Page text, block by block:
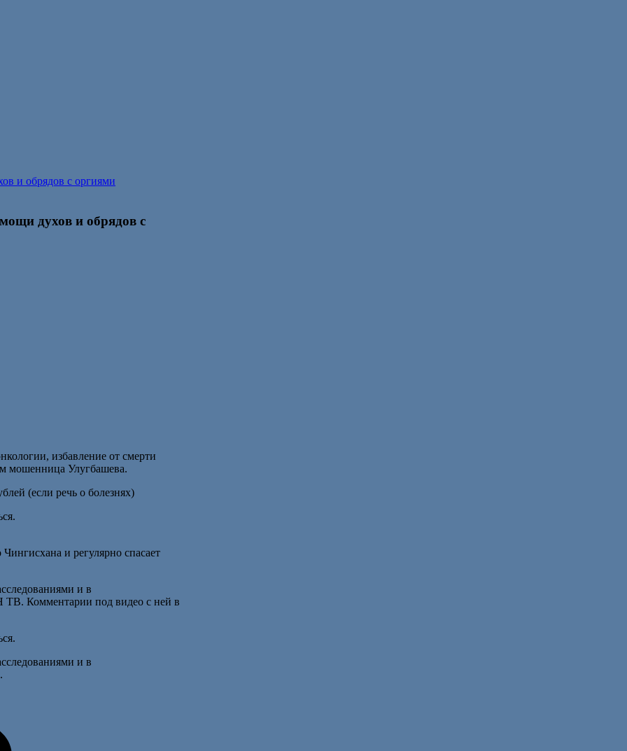
и обрядов с оргиями
духов и обрядов с
избавление от смерти
мошенница Улугбашева.
(если речь о болезнях)
и регулярно спасает
и в
Комментарии под видео с ней в
и в